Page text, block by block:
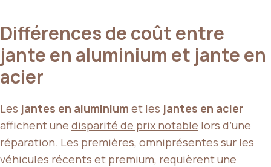
Différences de coût entre
jante en aluminium et jante en
acier
Les jantes en aluminium et les jantes en acier
affichent une disparité de prix notable lors d’une
réparation. Les premières, omniprésentes sur les
véhicules récents et premium, requièrent une